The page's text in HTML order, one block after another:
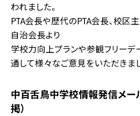
われました。
PTA会長や歴代のPTA会長、校区
自治会長より
学校力向上プランや参観フリーデ
通して様々なご意見をいただきま
中百舌鳥中学校情報発信メー
掲）